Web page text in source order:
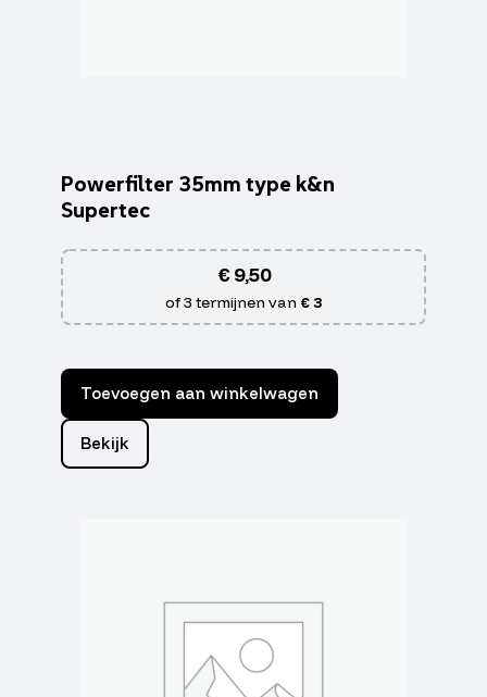
Powerfilter 35mm type k&n
Supertec
€9,50
of 3 termijnen van € 3
Toevoegen aan winkelwagen
Bekijk